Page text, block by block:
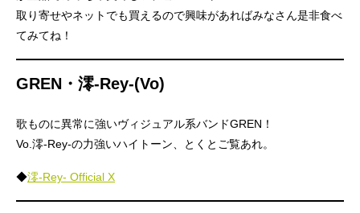
取り寄せやネットでも買えるので興味があればみなさん是非食べ
てみてね！
GREN・澪-Rey-(Vo)
歌ものに異常に強いヴィジュアル系バンドGREN！
Vo.澪-Rey-の力強いハイトーン、とくとご覧あれ。
◆澪-Rey- Official X